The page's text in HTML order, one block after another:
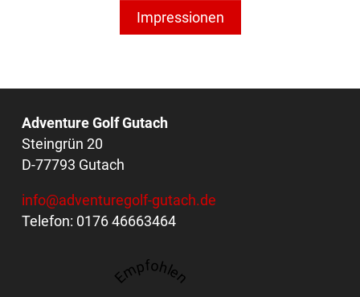
Impressionen
Adventure Golf Gutach
Steingrün 20
D-77793 Gutach
info@adventuregolf-gutach.de
Telefon: 0176 46663464
Empfohlen